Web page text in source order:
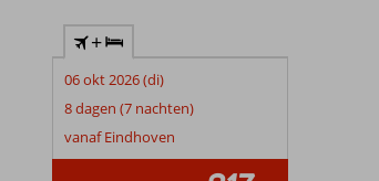
+
06 okt 2026 (di)
8 dagen (7 nachten)
vanaf Eindhoven